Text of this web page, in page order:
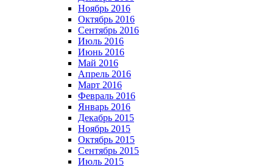
Ноябрь 2016
Октябрь 2016
Сентябрь 2016
Июль 2016
Июнь 2016
Май 2016
Апрель 2016
Март 2016
Февраль 2016
Январь 2016
Декабрь 2015
Ноябрь 2015
Октябрь 2015
Сентябрь 2015
Июль 2015